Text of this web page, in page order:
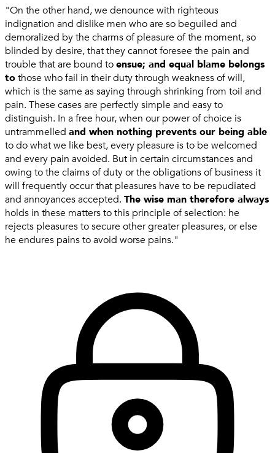
"On the other hand, we denounce with righteous
indignation and dislike men who are so beguiled and
demoralized by the charms of pleasure of the moment, so
blinded by desire, that they cannot foresee the pain and
trouble that are bound toensue; and equal blame belongs
tothose who fail in their duty through weakness of will,
which is the same as saying through shrinking from toil and
pain. These cases are perfectly simple and easy to
distinguish. In a free hour, when our power of choice is
untrammelled and when nothing prevents our being able
to do what we like best, every pleasure is to be welcomed
and every pain avoided. But in certain circumstances and
owing to the claims of duty or the obligations of business it
will frequently occur that pleasures have to be repudiated
and annoyances accepted. The wise man therefore always
holds in these matters to this principle of selection: he
rejects pleasures to secure other greater pleasures, or else
he endures pains to avoid worse pains."